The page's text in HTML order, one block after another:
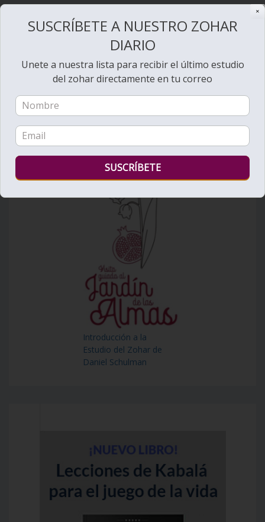
Bienvenido al Zohar
Ver videos de Lectura de la Torá
Introducción a la
Estudio del Zohar de
Daniel Schulman
✕
SUSCRÍBETE A NUESTRO ZOHAR
DIARIO
Unete a nuestra lista para recibir el último estudio
del zohar directamente en tu correo